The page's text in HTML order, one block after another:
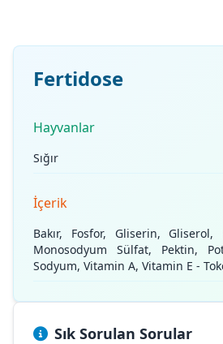
Fertidose
Hayvanlar
Sığır
İçerik
Bakır, Fosfor, Gliserin, Gliserol,
Monosodyum Sülfat, Pektin,
Sodyum, Vitamin A, Vitamin E -
Sık Sorulan Sorular